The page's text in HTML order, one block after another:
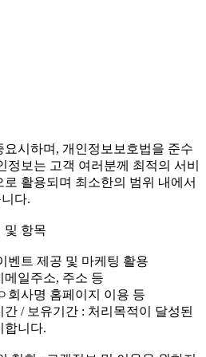
시하며, 개인정보보호법을 준수
보는 고객 여러분께 최적의 서비
활용되며 최소한의 범위 내에서
다.
및 항목
벤트 제공 및 마케팅 활용
메일주소, 주소 등
회사명 홈페이지 이용 등
/ 보유기간 : 처리목적이 달성된
합니다.